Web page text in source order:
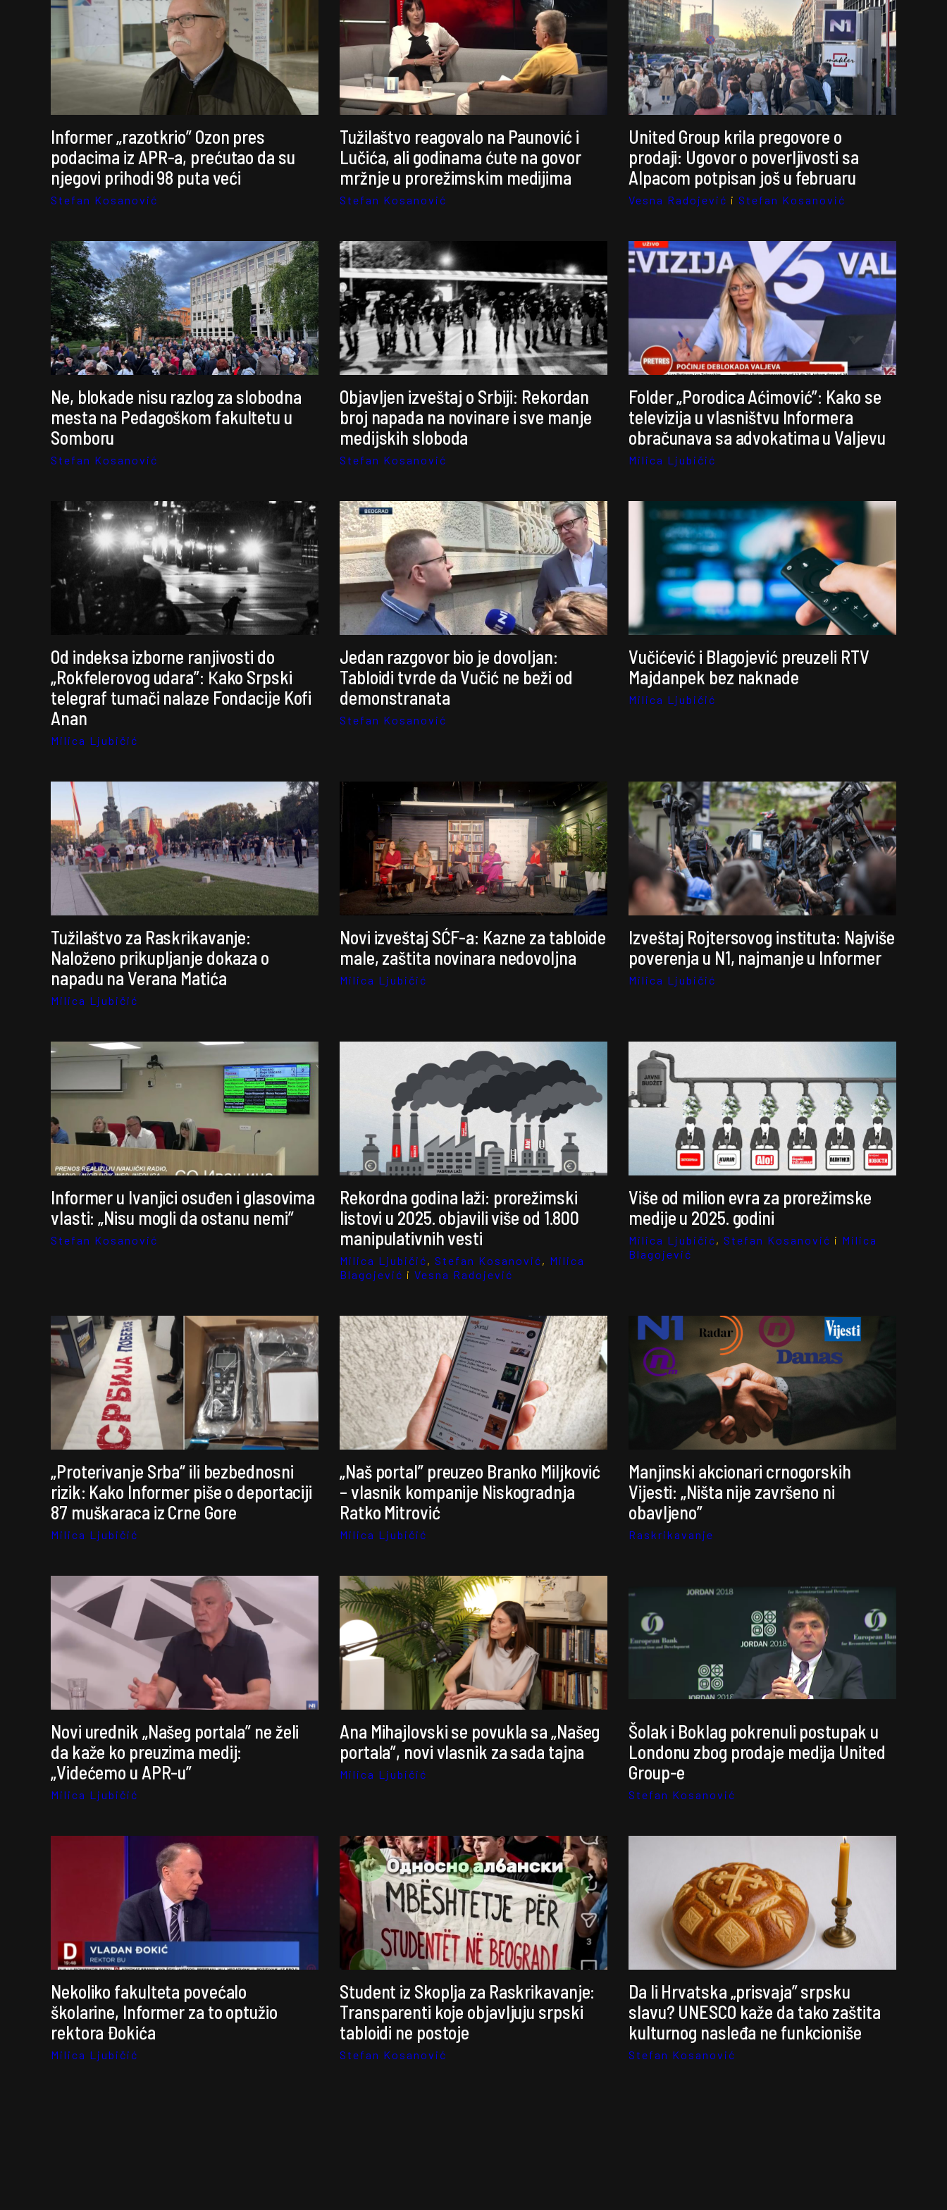
Informer „razotkrio” Ozon pres
podacima iz APR-a, prećutao da su
njegovi prihodi 98 puta veći
Stefan Kosanović
Tužilaštvo reagovalo na Paunović i
Lučića, ali godinama ćute na govor
mržnje u prorežimskim medijima
Stefan Kosanović
United Group krila pregovore o
prodaji: Ugovor o poverljivosti sa
Alpacom potpisan još u februaru
Vesna Radojević i Stefan Kosanović
Ne, blokade nisu razlog za slobodna
mesta na Pedagoškom fakultetu u
Somboru
Stefan Kosanović
Objavljen izveštaj o Srbiji: Rekordan
broj napada na novinare i sve manje
medijskih sloboda
Stefan Kosanović
Folder „Porodica Aćimović”: Kako se
televizija u vlasništvu Informera
obračunava sa advokatima u Valjevu
Milica Ljubičić
Od indeksa izborne ranjivosti do
„Rokfelerovog udara”: Кako Srpski
telegraf tumači nalaze Fondacije Kofi
Anan
Milica Ljubičić
Jedan razgovor bio je dovoljan:
Tabloidi tvrde da Vučić ne beži od
demonstranata
Stefan Kosanović
Vučićević i Blagojević preuzeli RTV
Majdanpek bez naknade
Milica Ljubičić
Tužilaštvo za Raskrikavanje:
Naloženo prikupljanje dokaza o
napadu na Verana Matića
Milica Ljubičić
Novi izveštaj SĆF-a: Kazne za tabloide
male, zaštita novinara nedovoljna
Milica Ljubičić
Izveštaj Rojtersovog instituta: Najviše
poverenja u N1, najmanje u Informer
Milica Ljubičić
Informer u Ivanjici osuđen i glasovima
vlasti: „Nisu mogli da ostanu nemi”
Stefan Kosanović
Rekordna godina laži: prorežimski
listovi u 2025. objavili više od 1.800
manipulativnih vesti
Milica Ljubičić, Stefan Kosanović, Milica
Blagojević i Vesna Radojević
Više od milion evra za prorežimske
medije u 2025. godini
Milica Ljubičić, Stefan Kosanović i Milica
Blagojević
„Proterivanje Srba“ ili bezbednosni
rizik: Kako Informer piše o deportaciji
87 muškaraca iz Crne Gore
Milica Ljubičić
„Naš portal” preuzeo Branko Miljković
– vlasnik kompanije Niskogradnja
Ratko Mitrović
Milica Ljubičić
Manjinski akcionari crnogorskih
Vijesti: „Ništa nije završeno ni
obavljeno”
Raskrikavanje
Novi urednik „Našeg portala” ne želi
da kaže ko preuzima medij:
„Videćemo u APR-u”
Milica Ljubičić
Ana Mihajlovski se povukla sa „Našeg
portala”, novi vlasnik za sada tajna
Milica Ljubičić
Šolak i Boklag pokrenuli postupak u
Londonu zbog prodaje medija United
Group-e
Stefan Kosanović
Nekoliko fakulteta povećalo
školarine, Informer za to optužio
rektora Đokića
Milica Ljubičić
Student iz Skoplja za Raskrikavanje:
Transparenti koje objavljuju srpski
tabloidi ne postoje
Stefan Kosanović
Da li Hrvatska „prisvaja” srpsku
slavu? UNESCO kaže da tako zaštita
kulturnog nasleđa ne funkcioniše
Stefan Kosanović